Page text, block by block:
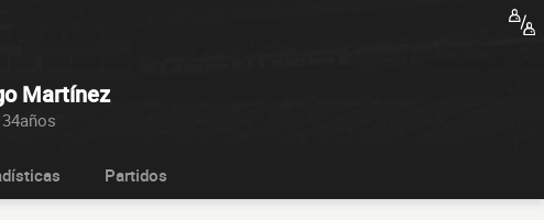
Martínez
Partidos